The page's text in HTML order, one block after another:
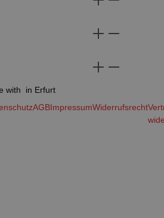
with
in Erfurt
AGBImpressumWiderrufsrecht